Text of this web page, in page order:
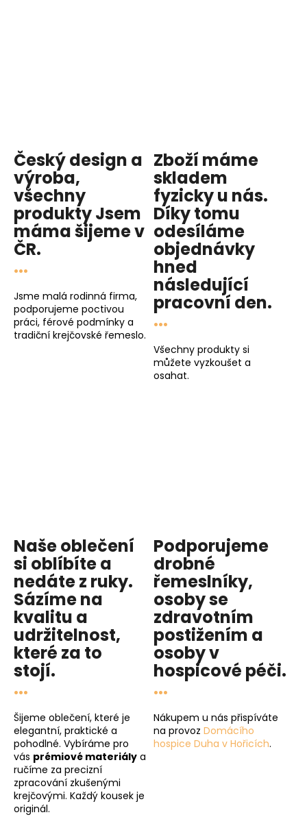
Český design a
výroba,
všechny
produktyJsem
mámašijeme v
ČR.
...
Jsme malá rodinná firma,
podporujeme poctivou
práci, férové podmínky a
tradiční krejčovské řemeslo.
Zboží máme
skladem
fyzicky u nás.
Díky tomu
odesíláme
objednávky
hned
následující
pracovní den.
...
Všechny produkty si
můžete vyzkoušet a
osahat.
Naše oblečení
si oblíbíte a
nedáte z ruky.
Sázíme na
kvalitu a
udržitelnost,
které za to
stojí.
...
Šijeme oblečení, které je
elegantní, praktické a
pohodlné. Vybíráme pro
vás prémiové materiály a
ručíme za precizní
zpracování zkušenými
krejčovými. Každý kousek je
originál.
Podporujeme
drobné
řemeslníky,
osoby se
zdravotním
postižením a
osoby v
hospicové péči.
...
Nákupem u nás přispíváte
na provoz Domácího
hospice Duha v Hořicích.